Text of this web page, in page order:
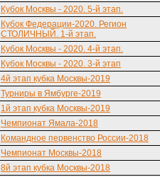
Кубок Москвы - 2020. 5-й этап.
Кубок Федерации-2020. Регион
СТОЛИЧНЫЙ. 1-й этап.
Кубок Москвы - 2020. 4-й этап.
Кубок Москвы - 2020. 3-й этап
4й этап кубка Москвы-2019
Турниры в Ямбурге-2019
1й этап кубка Москвы-2019
Чемпионат Ямала-2018
Командное первенство России-2018
Чемпионат Москвы-2018
8й этап кубка Москвы-2018